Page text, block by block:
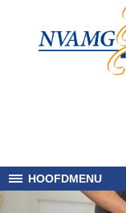
Overslaan en naar de
HOOFDMENU